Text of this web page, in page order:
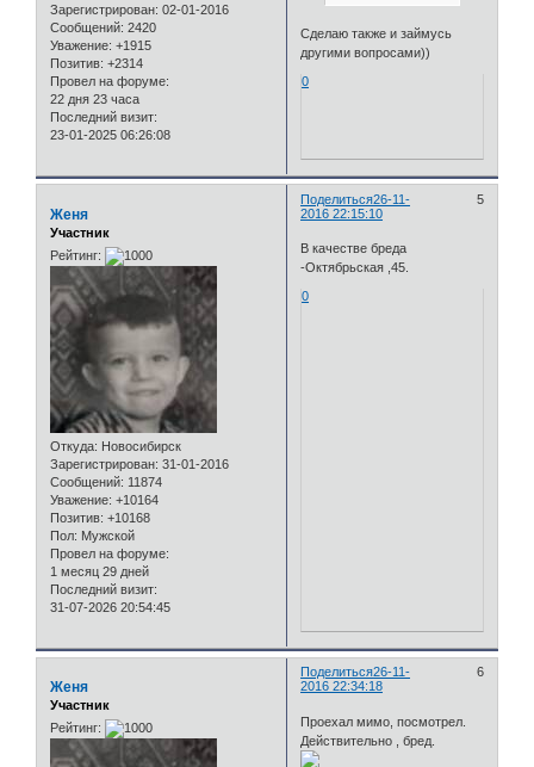
Зарегистрирован: 02-01-2016
Сообщений: 2420
Уважение: +1915
Позитив: +2314
Провел на форуме:
22 дня 23 часа
Последний визит:
23-01-2025 06:26:08
Сделаю также и займусь
другими вопросами))
0
Поделиться 5
26-11-
2016 22:15:10
Женя
Участник
Рейтинг:
Откуда: Новосибирск
Зарегистрирован: 31-01-2016
Сообщений: 11874
Уважение: +10164
Позитив: +10168
Пол: Мужской
Провел на форуме:
1 месяц 29 дней
Последний визит:
31-07-2026 20:54:45
В качестве бреда
-Октябрьская ,45.
0
Поделиться 6
26-11-
2016 22:34:18
Женя
Участник
Рейтинг:
Проехал мимо, посмотрел.
Действительно , бред.